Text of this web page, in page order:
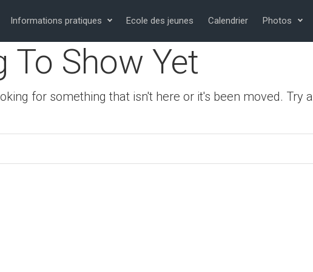
Informations pratiques Ecole des jeunes Calendrier Photos
To Show Yet
for something that isn't here or it's been moved. Try a